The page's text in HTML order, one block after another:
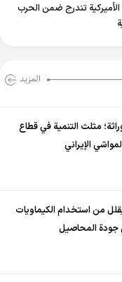
الأميركية تندرج ضمن الحرب
المزید
مثلث التنمية في قطاع
الإيراني
يقلل من استخدام الكيماويات
المحاصيل